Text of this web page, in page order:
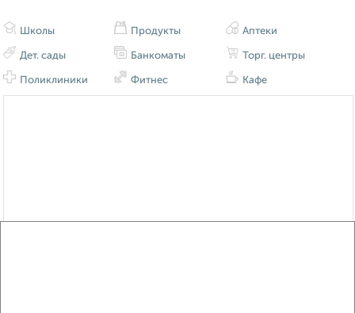
Школы
Дет. сады
Поликлиники
Продукты
Банкоматы
Фитнес
Аптеки
Торг. центры
Кафе